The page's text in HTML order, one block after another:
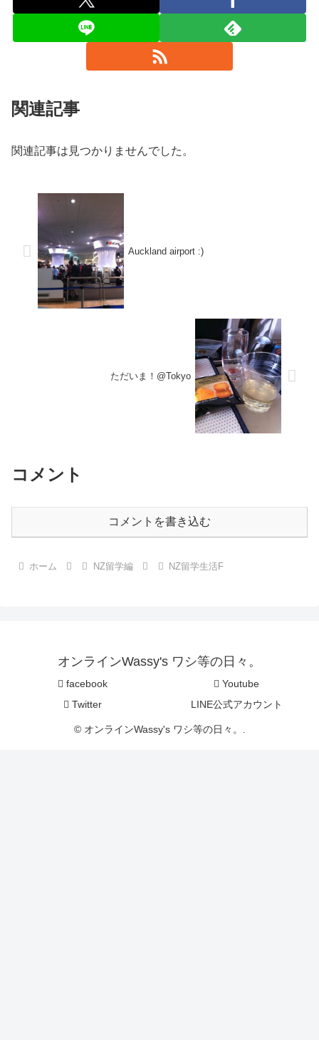
関連記事
関連記事は見つかりませんでした。
Auckland airport :)
ただいま！@Tokyo
コメント
コメントを書き込む
ホーム NZ留学編 NZ留学生活F
オンラインWassy's ワシ等の日々。
facebook
Youtube
Twitter
LINE公式アカウント
© オンラインWassy's ワシ等の日々。.